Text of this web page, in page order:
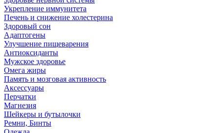
Укрепление иммунитета
Печень и снижение холестерина
Здоровый сон
Адаптогены
Улучшение пищеварения
Антиоксиданты
Мужское здоровье
Омега жиры
Память и мозговая активность
Аксессуары
Перчатки
Магнезия
Шейкеры и бутылочки
Ремни, Бинты